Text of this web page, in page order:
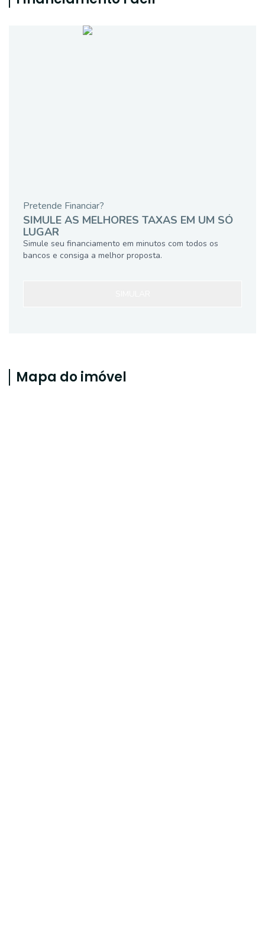
Pretende Financiar?
SIMULE AS MELHORES TAXAS EM UM SÓ
LUGAR
Simule seu financiamento em minutos com todos os
bancos e consiga a melhor proposta.
Mapa do imóvel